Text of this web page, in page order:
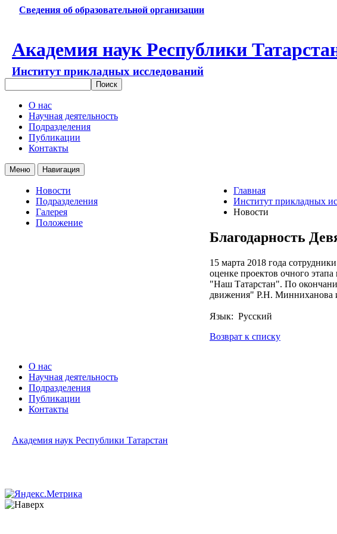
Сведения об образовательной организации
Академия наук Республики
Институт прикладных исследований
О нас
Научная деятельность
Подразделения
Публикации
Контакты
Меню Навигация
Новости
Подразделения
Галерея
Положение
Главная
Институт прикладных
Новости
Благодарность
15 марта 2018 года
оценке проектов очного
"Наш Татарстан". По
движения" Р.Н. Минниханова
Язык: Русский
Возврат к списку
О нас
Научная деятельность
Подразделения
Публикации
Контакты
Академия наук Республики Татарстан